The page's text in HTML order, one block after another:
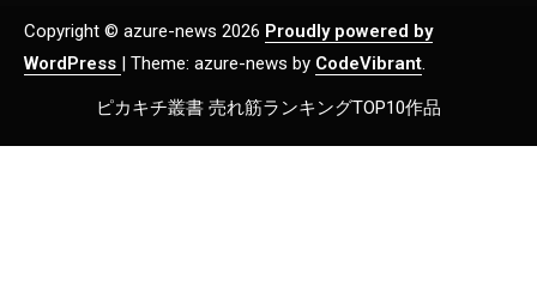
Copyright © azure-news 2026 Proudly powered by
WordPress | Theme: azure-news by CodeVibrant.
ピカキチ叢書 売れ筋ランキングTOP10作品